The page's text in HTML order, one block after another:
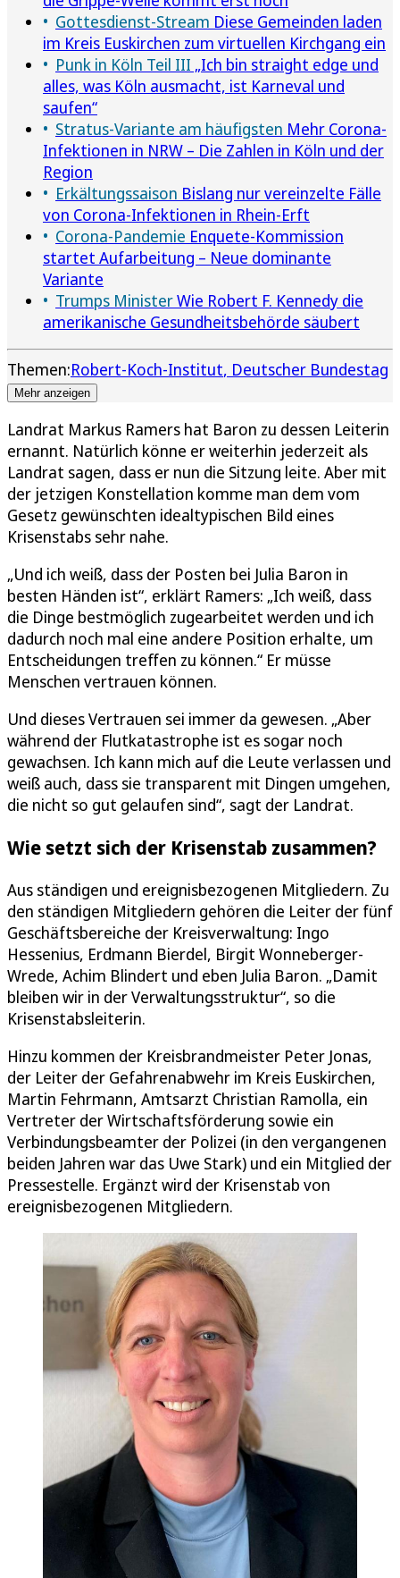
Gottesdienst-Stream Diese Gemeinden laden
im Kreis Euskirchen zum virtuellen Kirchgang ein
Punk in Köln Teil III „Ich bin straight edge und
alles, was Köln ausmacht, ist Karneval und
saufen“
Stratus-Variante am häufigsten Mehr Corona-
Infektionen in NRW – Die Zahlen in Köln und der
Region
Erkältungssaison Bislang nur vereinzelte Fälle
von Corona-Infektionen in Rhein-Erft
Corona-Pandemie Enquete-Kommission
startet Aufarbeitung – Neue dominante
Variante
Trumps MinisterWie Robert F. Kennedy die
amerikanische Gesundheitsbehörde säubert
Themen:Robert-Koch-Institut Deutscher Bundestag
Mehr anzeigen
Landrat Markus Ramers hat Baron zu dessen Leiterin
ernannt. Natürlich könne er weiterhin jederzeit als
Landrat sagen, dass er nun die Sitzung leite. Aber mit
der jetzigen Konstellation komme man dem vom
Gesetz gewünschten idealtypischen Bild eines
Krisenstabs sehr nahe.
„Und ich weiß, dass der Posten bei Julia Baron in
besten Händen ist“, erklärt Ramers: „Ich weiß, dass
die Dinge bestmöglich zugearbeitet werden und ich
dadurch noch mal eine andere Position erhalte, um
Entscheidungen treffen zu können.“ Er müsse
Menschen vertrauen können.
Und dieses Vertrauen sei immer da gewesen. „Aber
während der Flutkatastrophe ist es sogar noch
gewachsen. Ich kann mich auf die Leute verlassen und
weiß auch, dass sie transparent mit Dingen umgehen,
die nicht so gut gelaufen sind“, sagt der Landrat.
Wie setzt sich der Krisenstab zusammen?
Aus ständigen und ereignisbezogenen Mitgliedern. Zu
den ständigen Mitgliedern gehören die Leiter der fünf
Geschäftsbereiche der Kreisverwaltung: Ingo
Hessenius, Erdmann Bierdel, Birgit Wonneberger-
Wrede, Achim Blindert und eben Julia Baron. „Damit
bleiben wir in der Verwaltungsstruktur“, so die
Krisenstabsleiterin.
Hinzu kommen der Kreisbrandmeister Peter Jonas,
der Leiter der Gefahrenabwehr im Kreis Euskirchen,
Martin Fehrmann, Amtsarzt Christian Ramolla, ein
Vertreter der Wirtschaftsförderung sowie ein
Verbindungsbeamter der Polizei (in den vergangenen
beiden Jahren war das Uwe Stark) und ein Mitglied der
Pressestelle. Ergänzt wird der Krisenstab von
ereignisbezogenen Mitgliedern.